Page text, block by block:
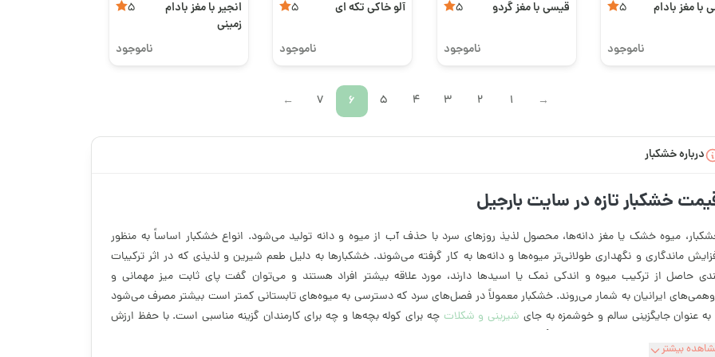
با مغز بادام 5
ناموجود
قیسی با مغز گردو 5
ناموجود
آلو خاکی تکه ای 5
ناموجود
انجیر با مغز بادام
زمینی
5
ناموجود
←
1
2
3
4
5
6
7
→
درباره خشکبار
خشکبار تازه در سایت بارجیل
میوه خشک یا مغز دانه‌ها، محصول لذیذ روزهای سرد با حذف آب از میوه و دانه تولید می‌شود. انواع خشکبار اساساً به منظور
ماندگاری و نگهداری طولانی‌تر میوه‌ها و دانه‌ها به کار گرفته می‌شوند. خشکبارها به دلیل طعم شیرین و لذیذی که در اثر ترکیبات
حاصل از ترکیب میوه و اندکی نمک یا اسیدها دارند، مورد علاقه بیشتر افراد هستند و می‌توان گفت پای ثابت میز مهمانی و
ایرانیان به شمار می‌روند. خشکبار معمولاً در فصل‌های سرد که دسترسی به میوه‌های تابستانی کمتر است بیشتر مصرف می‌شود
عنوان جایگزینی سالم و خوشمزه به جای شیرینی و شکلات چه برای کوله بچه‌ها و چه برای کارمندان گزینه مناسبی است. با حفظ ارزش
بیشتر